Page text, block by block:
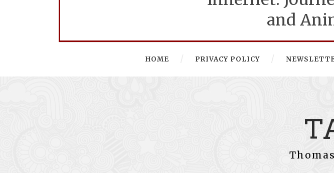
and
HOME PRIVACY POLICY